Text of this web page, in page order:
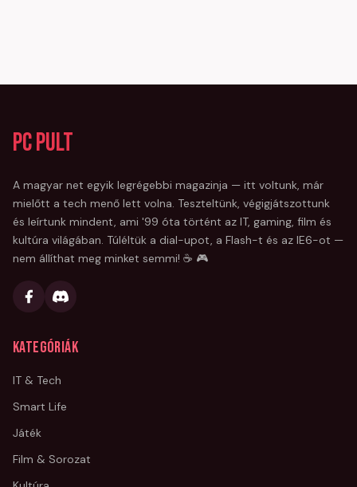
PC Pult
A magyar net egyik legrégebbi magazinja — itt voltunk, már
mielőtt a tech menő lett volna. Teszteltünk, végigjátszottunk
és leírtunk mindent, ami '99 óta történt az IT, gaming, film és
kultúra világában. Túléltük a dial-upot, a Flash-t és az IE6-ot —
nem állíthat meg minket semmi! ☕ 🎮
Kategóriák
IT & Tech
Smart Life
Játék
Film & Sorozat